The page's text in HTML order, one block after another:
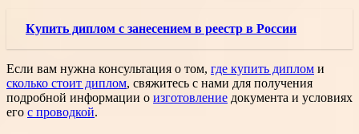
Купить диплом с занесением в реестр в России
Если вам нужна консультация о том, где купить диплом и
сколько стоит диплом, свяжитесь с нами для получения
подробной информации о изготовление документа и условиях
его с проводкой.